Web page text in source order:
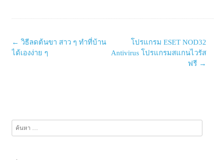
Post
navigation
← วิธีลดต้นขา สาว ๆ ทำที่บ้าน
ได้เองง่าย ๆ
โปรแกรม ESET NOD32
Antivirus โปรแกรมสแกนไวรัส
ฟรี →
สำหรับ: